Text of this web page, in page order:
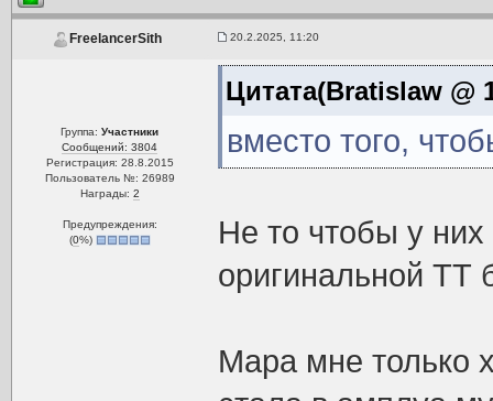
FreelancerSith 20.2.2025, 11:20
Группа:Участники
Сообщений: 3804
Регистрация: 28.8.2015
Пользователь №: 26989
Награды: 2
Предупреждения:
(0%)
Цитата(Bratislaw @
вместо того,
Не то чтобы у
оригинальной ТТ
Мара мне только